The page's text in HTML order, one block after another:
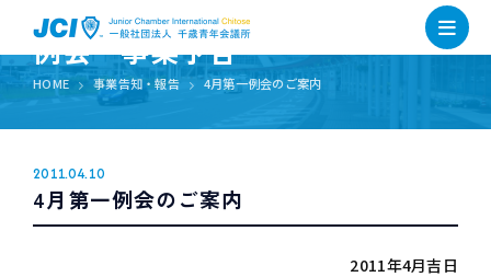
例会・事業予告
HOME 事業告知・報告 4月第一例会のご案内
2011.04.10
4月第一例会のご案内
2011年4月吉日